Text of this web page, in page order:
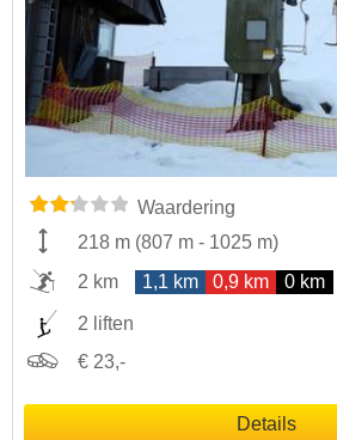
Waardering
218 m (807 m - 1025 m)
2 km
1,1 km 0,9 km 0 km
2 liften
€ 23,-
Details